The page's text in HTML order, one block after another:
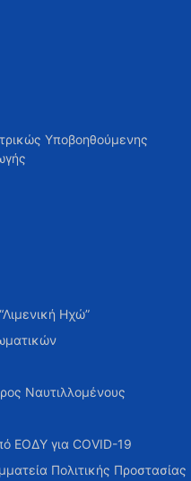
Υποβοηθούμενης
Ηχώ”
Ναυτιλλομένους
ΕΟΔΥ για COVID-19
Πολιτικής Προστασίας